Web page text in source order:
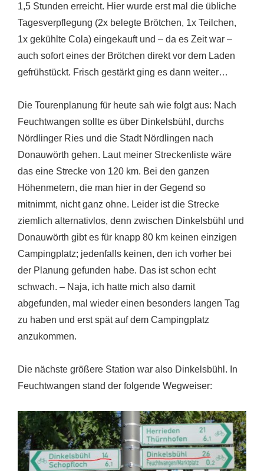
1,5 Stunden erreicht. Hier wurde erst mal die übliche
Tagesverpflegung (2x belegte Brötchen, 1x Teilchen,
1x gekühlte Cola) eingekauft und – da es Zeit war –
auch sofort eines der Brötchen direkt vor dem Laden
gefrühstückt. Frisch gestärkt ging es dann weiter…
Die Tourenplanung für heute sah wie folgt aus: Nach
Feuchtwangen sollte es über Dinkelsbühl, durchs
Nördlinger Ries und die Stadt Nördlingen nach
Donauwörth gehen. Laut meiner Streckenliste wäre
das eine Strecke von 120 km. Bei den ganzen
Höhenmetern, die man hier in der Gegend so
mitnimmt, nicht ganz ohne. Leider ist die Strecke
ziemlich alternativlos, denn zwischen Dinkelsbühl und
Donauwörth gibt es für knapp 80 km keinen einzigen
Campingplatz; jedenfalls keinen, den ich vorher bei
der Planung gefunden habe. Das ist schon echt
schwach. – Naja, ich hatte mich also damit
abgefunden, mal wieder einen besonders langen Tag
zu haben und erst spät auf dem Campingplatz
anzukommen.
Die nächste größere Station war also Dinkelsbühl. In
Feuchtwangen stand der folgende Wegweiser: